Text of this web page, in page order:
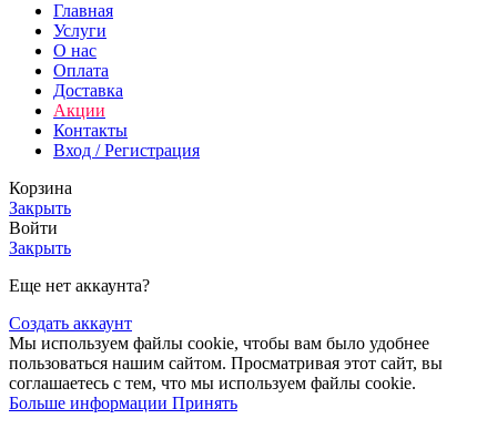
Главная
Услуги
О нас
Оплата
Доставка
Акции
Контакты
Вход / Регистрация
Корзина
Закрыть
Войти
Закрыть
Еще нет аккаунта?
Создать аккаунт
Мы используем файлы cookie, чтобы вам было удобнее
пользоваться нашим сайтом. Просматривая этот сайт, вы
соглашаетесь с тем, что мы используем файлы cookie.
Больше информации Принять